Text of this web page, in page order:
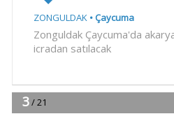
18:55Bursa'da tarihi eser